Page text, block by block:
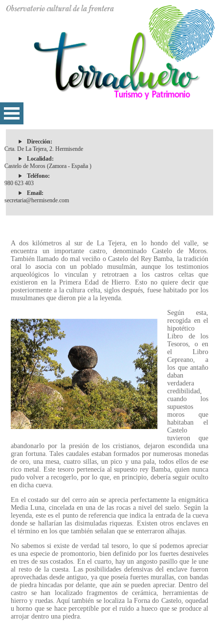
Dirección:
Crta. De La Tejera, 2. Hermisende
Localidad:
Castelo de Moros (Zamora - España )
Teléfono:
980 623 403
Email:
secretaria@hermisende.com
A dos kilómetros al sur de La Tejera, en lo hondo del valle, se
encuentra un importante castro, denominado Castelo de Moros.
También llamado do mal veciño o Castelo del Rey Bamba, la tradición
oral lo asocia con un poblado musulmán, aunque los testimonios
arqueológicos lo vinculan y retrotraen a los castros celtas que
existieron en la Primera Edad de Hierro. Esto no quiere decir que
posteriormente a la cultura celta, siglos después, fuese habitado por los
musulmanes que dieron pie a la leyenda.
Según esta,
recogida en el
hipotético
Libro de los
Tesoros, o en
el Libro
Cepreano, a
los que antaño
daban
verdadera
credibilidad,
cuando los
supuestos
moros que
habitaban el
Castelo
tuvieron que
abandonarlo por la presión de los cristianos, dejaron escondida una
gran fortuna. Tales caudales estaban formados por numerosas monedas
de oro, una mesa, cuatro sillas, un pico y una pala, todos ellos de ese
rico metal. Este tesoro pertenecía al supuesto rey Bamba, quien nunca
pudo volver a recogerlo, por lo que, en principio, debería seguir oculto
en dicha cueva.
En el costado sur del cerro aún se aprecia perfectamente la enigmática
Media Luna, cincelada en una de las rocas a nivel del suelo. Según la
leyenda, este es el punto de referencia que indica la entrada de la cueva
donde se hallarían las disimuladas riquezas. Existen otros enclaves en
el término en los que también señalan que se enterraron alhajas.
No sabemos si existe de verdad tal tesoro, lo que sí podemos apreciar
es una especie de promontorio, bien definido por los fuertes desniveles
en tres de sus costados. En el cuarto, hay un angosto pasillo que le une
al resto de la cuesta. Las posibilidades defensivas del enclave fueron
aprovechadas desde antiguo, ya que poseía fuertes murallas, con bandas
de piedra hincadas por delante, que aún se pueden apreciar. Dentro del
castro se han localizado fragmentos de cerámica, herramientas de
hierro y ruedas. Aquí también se localiza la Forna do Castelo, oquedad
u horno que se hace perceptible por el ruido a hueco que se produce al
arrojar dentro una piedra.